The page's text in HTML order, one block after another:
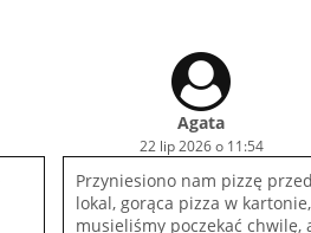
Agata
22 lip 2026 o 11:54
Przyniesiono nam pizzę przed
lokal, gorąca pizza w kartonie,
musieliśmy poczekać chwilę,